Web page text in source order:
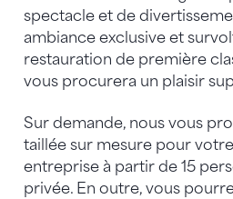
spectacle et de
ambiance exclusive et
restauration de première
vous procurera un plaisir
Sur demande, nous vous
taillée sur mesure pour
entreprise à partir de 15
privée. En outre, vous